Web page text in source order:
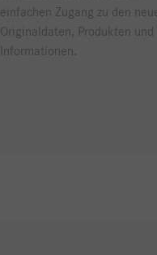
einfachen Zugang zu den
Originaldaten, Produkten und
Informationen.